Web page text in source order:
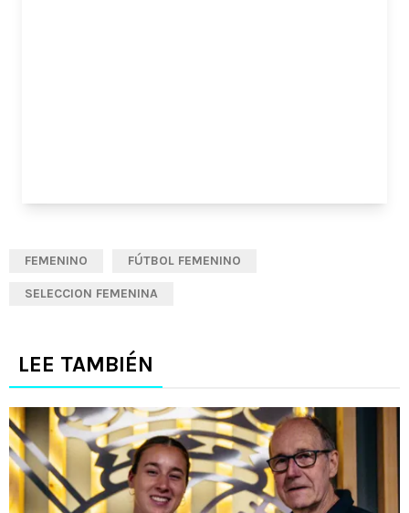
FEMENINO FÚTBOL FEMENINO
SELECCION FEMENINA
LEE TAMBIÉN